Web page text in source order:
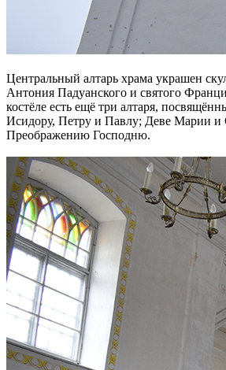
Центральный алтарь храма украшен
Антония Падуанского и святого
костёле есть ещё три алтаря,
Исидору, Петру и Павлу; Деве Марии и
Преображению Господню.